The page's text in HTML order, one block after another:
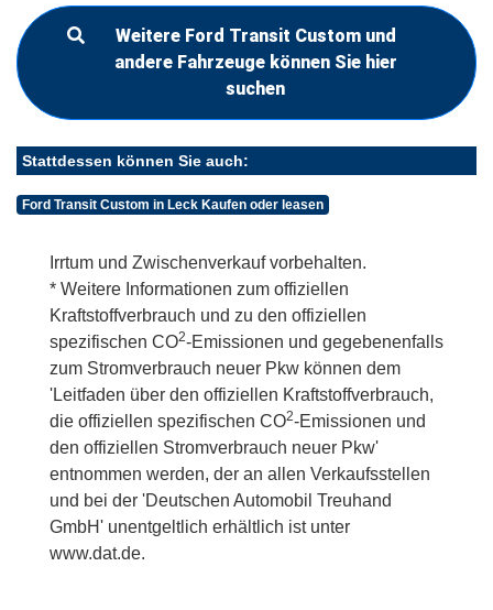
Weitere Ford Transit Custom und
andere Fahrzeuge können Sie hier
suchen
Stattdessen können Sie auch:
Ford Transit Custom in Leck Kaufen oder leasen
Irrtum und Zwischenverkauf vorbehalten.
* Weitere Informationen zum offiziellen
Kraftstoffverbrauch und zu den offiziellen
spezifischen CO2-Emissionen und gegebenenfalls
zum Stromverbrauch neuer Pkw können dem
'Leitfaden über den offiziellen Kraftstoffverbrauch,
die offiziellen spezifischen CO2-Emissionen und
den offiziellen Stromverbrauch neuer Pkw'
entnommen werden, der an allen Verkaufsstellen
und bei der 'Deutschen Automobil Treuhand
GmbH' unentgeltlich erhältlich ist unter
www.dat.de.